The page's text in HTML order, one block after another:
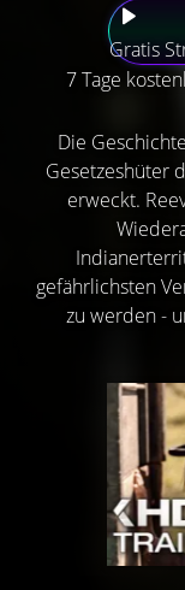
Gratis
7 Tage
Die
Gesetzeshüter
erweckt.
gefährlichsten
zu werden -